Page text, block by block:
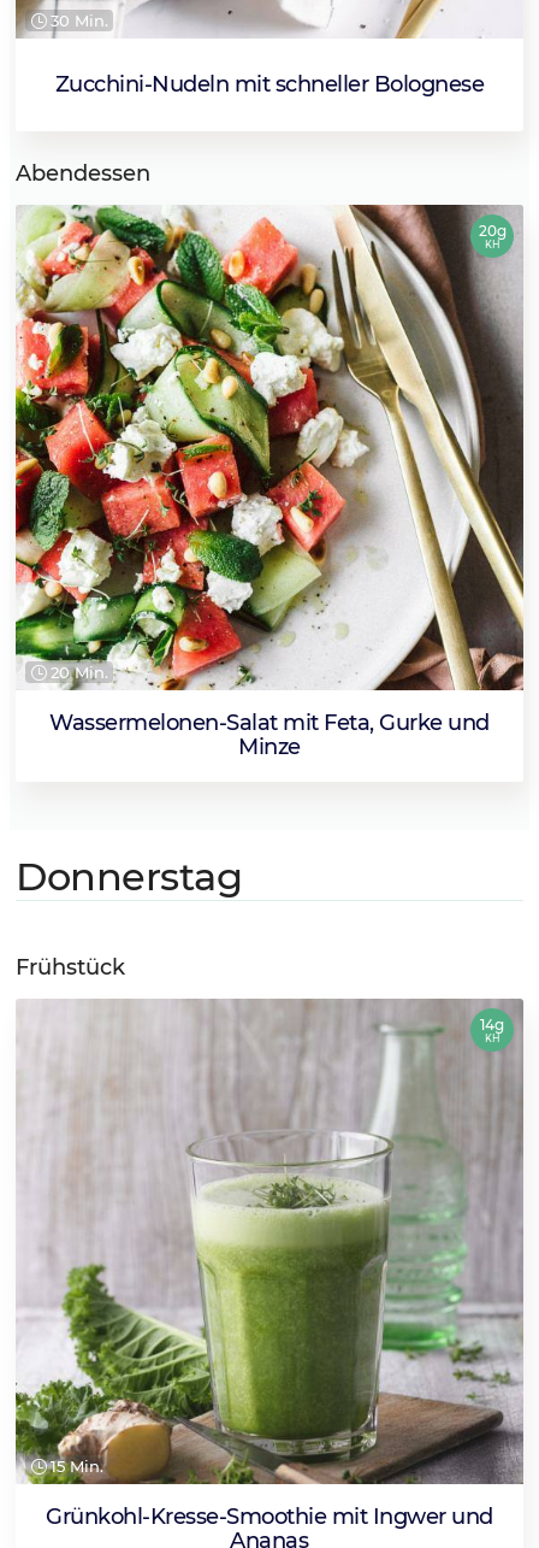
30 Min.
Zucchini-Nudeln mit schneller Bolognese
Abendessen
20 Min.
Wassermelonen-Salat mit Feta, Gurke und
Minze
20g
KH
Donnerstag
Frühstück
15 Min.
Grünkohl-Kresse-Smoothie mit Ingwer und
Ananas
14g
KH